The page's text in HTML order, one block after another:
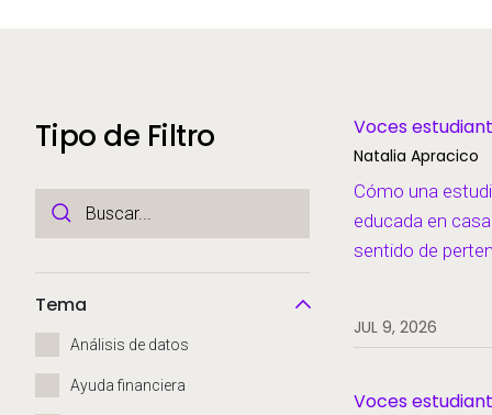
Tipo de Filtro
Tema
Análisis de datos
Ayuda financiera
Voces
Natalia Apracico
Cómo una
educada en
sentido de
JUL 9, 2026
Voces